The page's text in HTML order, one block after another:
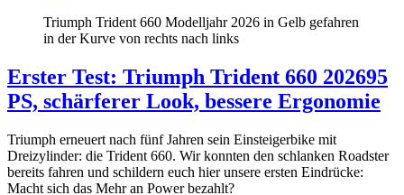
Triumph Trident 660 Modelljahr 2026 in Gelb gefahren
in der Kurve von rechts nach links
Erster Test: Triumph Trident 660 202695
PS, schärferer Look, bessere Ergonomie
Triumph erneuert nach fünf Jahren sein Einsteigerbike mit
Dreizylinder: die Trident 660. Wir konnten den schlanken Roadster
bereits fahren und schildern euch hier unsere ersten Eindrücke:
Macht sich das Mehr an Power bezahlt?